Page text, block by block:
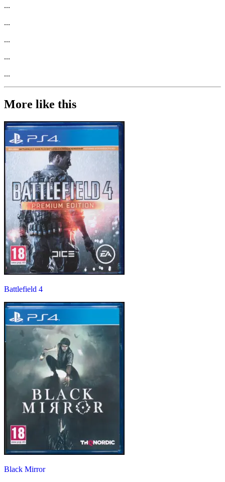
...
...
...
...
...
More like this
Battlefield 4
Black Mirror